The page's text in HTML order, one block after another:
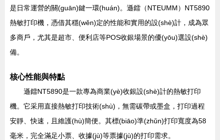
是日常運營的關(guān)鍵一環(huán)。遜鐳（NTEUMM）NT5890
熱敏打印機，憑借其穩(wěn)定的性能和實用的設(shè)計，成為眾
多商戶，尤其是超市、便利店等POS收銀場景的優(yōu)選設(shè)
備。
核心性能與特點
遜鐳NT5890是一款專為商業(yè)收銀設(shè)計的熱敏打印
機。它采用直接熱敏打印技術(shù)，無需碳帶或墨盒，打印過程
安靜、快速，且維護(hù)簡便。其標(biāo)準(zhǔn)打印寬度為58
毫米，完全滿足小票、收據(jù)等票據(jù)的打印需求。